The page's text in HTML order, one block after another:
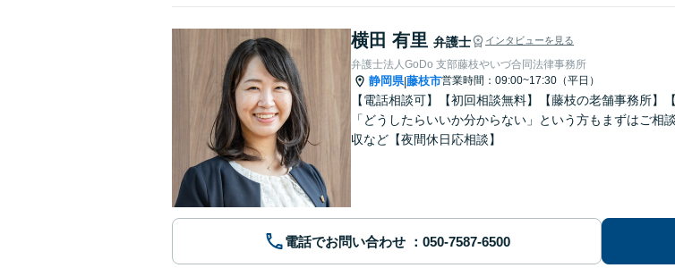
横田 有里 弁護士 インタビューを見る
弁護士法人GoDo 支部藤枝やいづ合同法律事務所
静岡県|藤枝市営業時間：09:00~17:30（平日）
【電話相談可】【初回相談無料】【藤枝の老舗事務所】
「どうしたらいいか分からない」という方もまずはご
収など【夜間休日応相談】
電話でお問い合わせ